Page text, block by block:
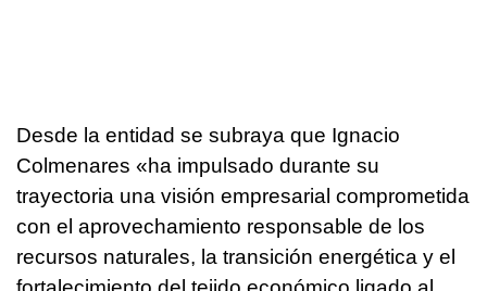
Desde la entidad se subraya que Ignacio
Colmenares «ha impulsado durante su
trayectoria una visión empresarial comprometida
con el aprovechamiento responsable de los
recursos naturales, la transición energética y el